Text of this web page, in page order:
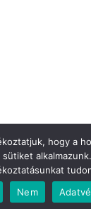
hogy a
Nem